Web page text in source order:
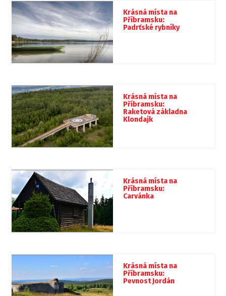
Krásná místa na
Příbramsku:
Padrťské rybníky
Krásná místa na
Příbramsku:
Raketová základna
Klondajk
Krásná místa na
Příbramsku:
Carvánka
Krásná místa na
Příbramsku:
Pevnost Jordán